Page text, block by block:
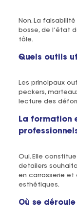
Non. La
bosse, de l’état
tôle.
Quels outils
Les principaux
peckers,
lecture des
La formation
Oui. Elle
detailers
en carrosserie
esthétiques.
Où se